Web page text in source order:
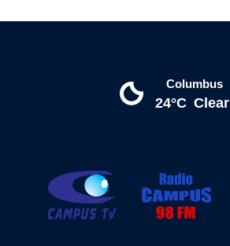
Columbus
24°C Clear